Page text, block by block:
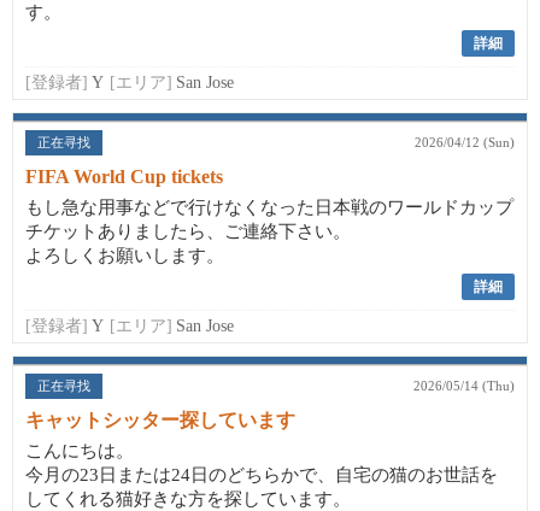
す。
詳細
[登録者] Y [エリア] San Jose
正在寻找 2026/04/12 (Sun)
FIFA World Cup tickets
もし急な用事などで行けなくなった日本戦のワールドカップ
チケットありましたら、ご連絡下さい。
よろしくお願いします。
詳細
[登録者] Y [エリア] San Jose
正在寻找 2026/05/14 (Thu)
キャットシッター探しています
こんにちは。
今月の23日または24日のどちらかで、自宅の猫のお世話を
してくれる猫好きな方を探しています。